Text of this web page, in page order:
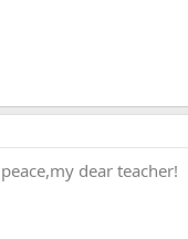
dear teacher!